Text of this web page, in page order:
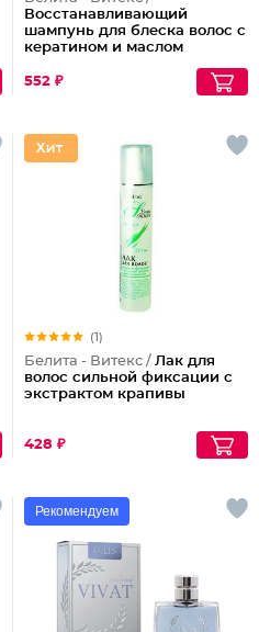
Восстанавливающий
шампунь для блеска волос с
кератином и маслом
552 ₽
(1)
Белита - Витекс / Лак для
волос сильной фиксации с
экстрактом крапивы
428 ₽
Рекомендуем